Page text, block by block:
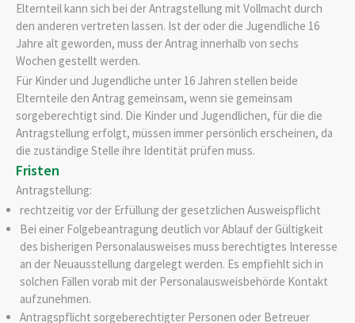
Elternteil kann sich bei der Antragstellung mit Vollmacht durch
den anderen vertreten lassen. Ist der oder die Jugendliche 16
Jahre alt geworden, muss der Antrag innerhalb von sechs
Wochen gestellt werden.
Für Kinder und Jugendliche unter 16 Jahren stellen beide
Elternteile den Antrag gemeinsam, wenn sie gemeinsam
sorgeberechtigt sind. Die Kinder und Jugendlichen, für die die
Antragstellung erfolgt, müssen immer persönlich erscheinen, da
die zuständige Stelle ihre Identität prüfen muss.
Fristen
Antragstellung:
rechtzeitig vor der Erfüllung der gesetzlichen Ausweispflicht
Bei einer Folgebeantragung deutlich vor Ablauf der Gültigkeit
des bisherigen Personalausweises muss berechtigtes Interesse
an der Neuausstellung dargelegt werden. Es empfiehlt sich in
solchen Fällen vorab mit der Personalausweisbehörde Kontakt
aufzunehmen.
Antragspflicht sorgeberechtigter Personen oder Betreuer